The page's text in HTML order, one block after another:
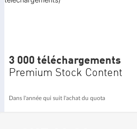
3 000 téléchargements
Premium Stock Content
Dans l'année qui suit l'achat du quota